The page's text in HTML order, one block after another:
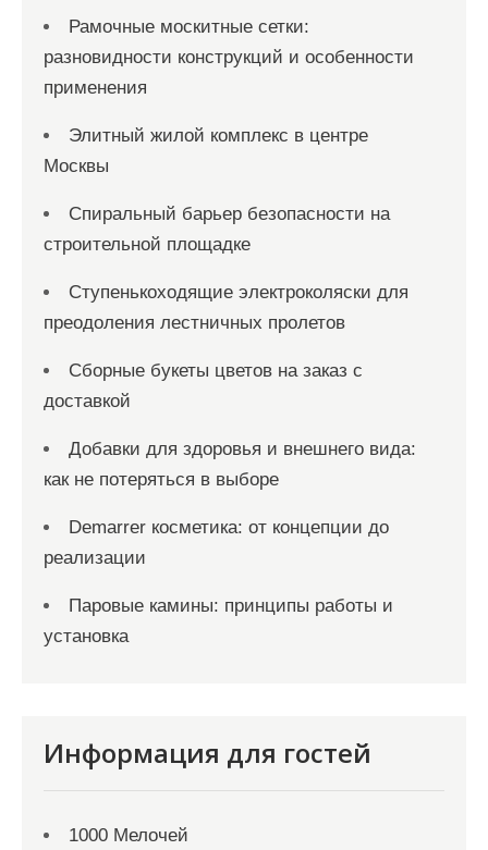
Рамочные москитные сетки:
разновидности конструкций и особенности
применения
Элитный жилой комплекс в центре
Москвы
Спиральный барьер безопасности на
строительной площадке
Ступенькоходящие электроколяски для
преодоления лестничных пролетов
Сборные букеты цветов на заказ с
доставкой
Добавки для здоровья и внешнего вида:
как не потеряться в выборе
Demarrer косметика: от концепции до
реализации
Паровые камины: принципы работы и
установка
Информация для гостей
1000 Мелочей